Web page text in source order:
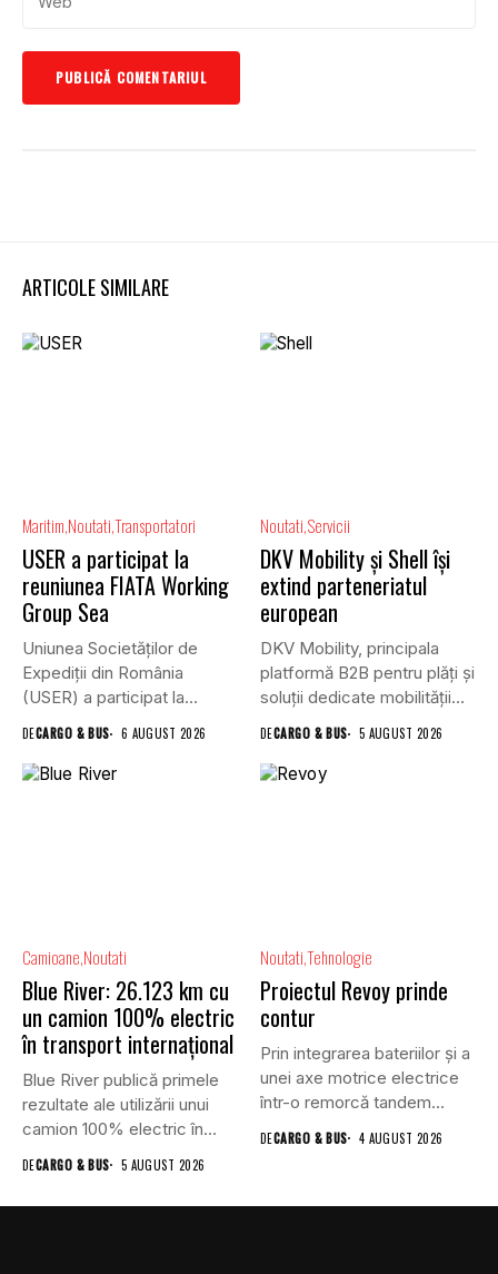
ARTICOLE SIMILARE
Maritim NoutatiTransportatori
USER a participat la
reuniunea FIATA Working
Group Sea
Uniunea Societăților de
Expediții din România
(USER) a participat la
reuniunea online...
DECARGO & BUS 6 AUGUST 2026
Noutati Servicii
DKV Mobility și Shell își
extind parteneriatul
european
DKV Mobility, principala
platformă B2B pentru plăți și
soluții dedicate mobilității
rutiere,...
DECARGO & BUS 5 AUGUST 2026
Camioane Noutati
Blue River: 26.123 km cu
un camion 100% electric
în transport internațional
Blue River publică primele
rezultate ale utilizării unui
camion 100% electric în...
DECARGO & BUS 5 AUGUST 2026
NoutatiTehnologie
Proiectul Revoy prinde
contur
Prin integrarea bateriilor și a
unei axe motrice electrice
într-o remorcă tandem...
DECARGO & BUS 4 AUGUST 2026